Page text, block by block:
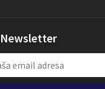
Newsletter